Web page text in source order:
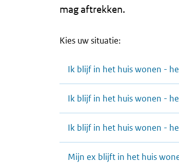
mag aftrekken.
Kies uw situatie:
Ik blijf in het huis wonen -
Ik blijf in het huis wonen -
Ik blijf in het huis wonen -
Mijn ex blijft in het huis